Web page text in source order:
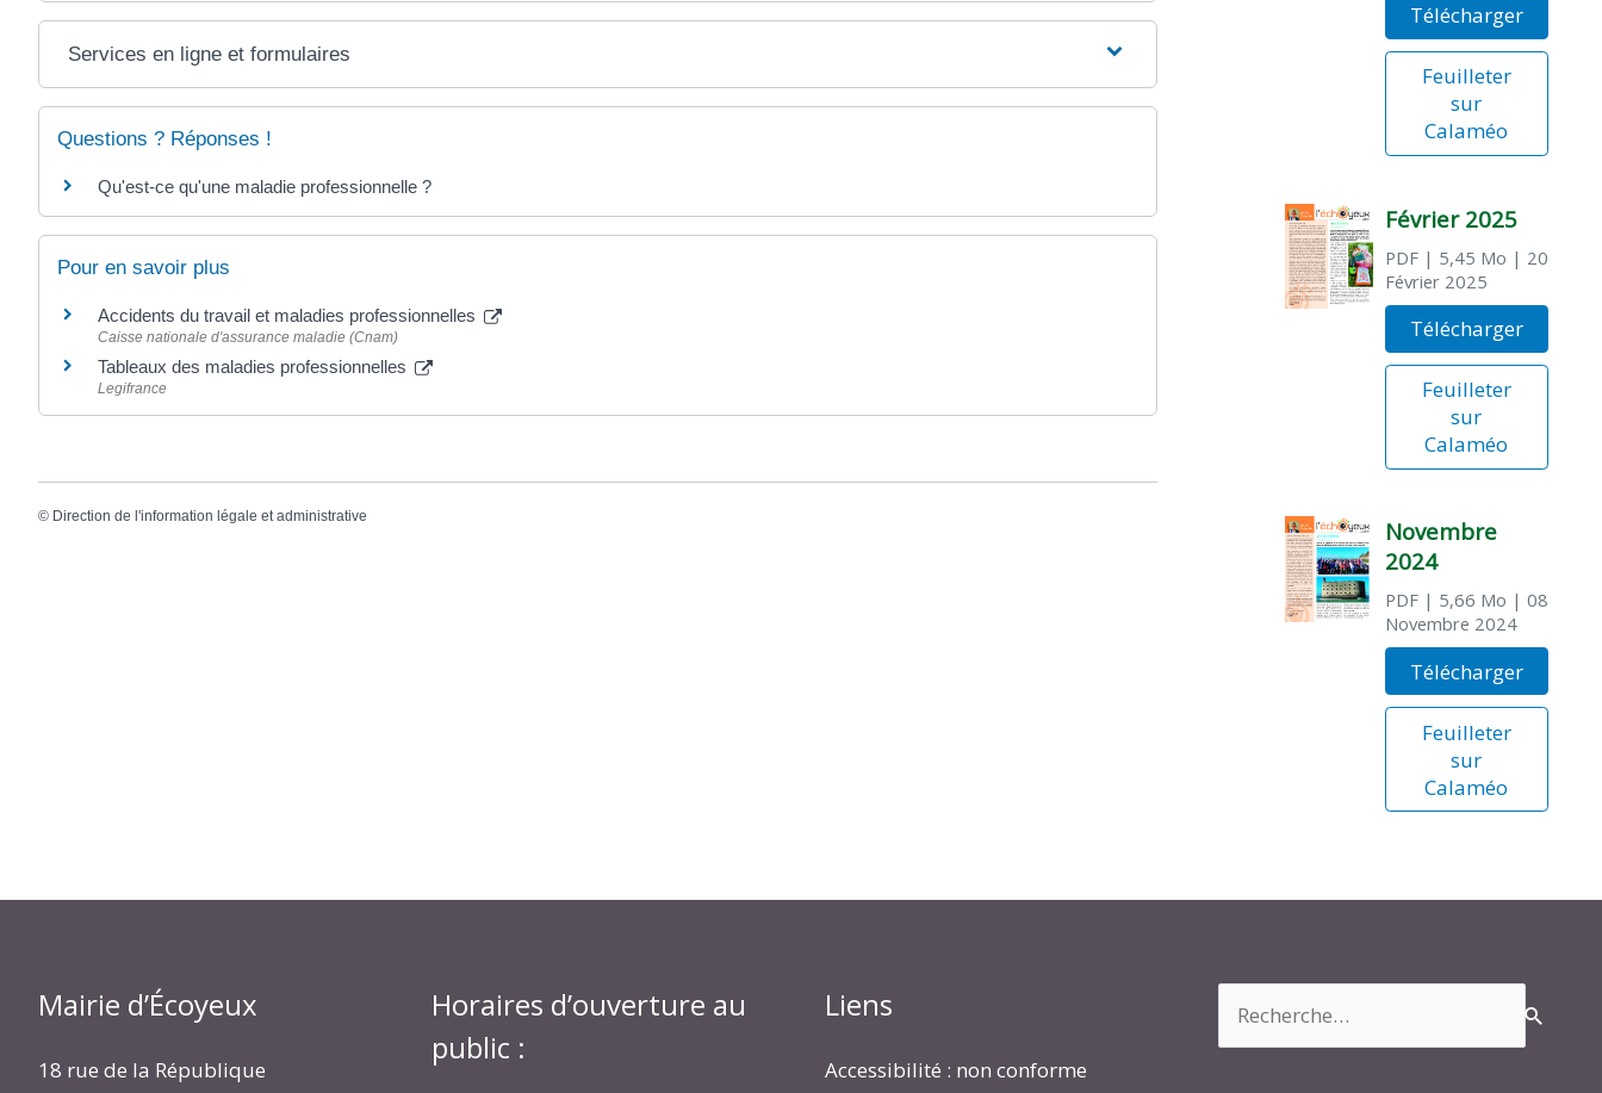
Services en ligne et formulaires
Questions ? Réponses !
Qu'est-ce qu'une maladie professionnelle ?
Pour en savoir plus
Accidents du travail et maladies professionnelles
Caisse nationale d'assurance maladie (Cnam)
Tableaux des maladies professionnelles
Legifrance
© Direction de l'information légale et administrative
Télécharger
Feuilleter
sur
Calaméo
Février 2025
PDF| 5,45 Mo | 20
Février 2025
Télécharger
Feuilleter
sur
Calaméo
Novembre
2024
PDF| 5,66 Mo | 08
Novembre 2024
Télécharger
Feuilleter
sur
Calaméo
Mairie d’Écoyeux
18 rue de la République
Horaires d’ouverture au
public :
Liens
Accessibilité : non conforme